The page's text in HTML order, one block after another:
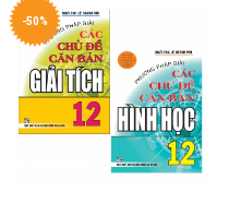
-50%